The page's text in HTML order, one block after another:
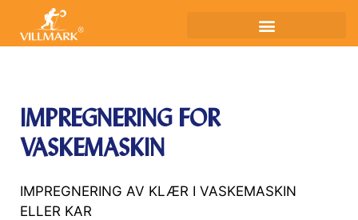
IMPREGNERING FOR
VASKEMASKIN
IMPREGNERING AV KLÆR I VASKEMASKIN
ELLER KAR